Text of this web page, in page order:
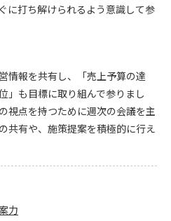
に打ち解けられるよう意識して参
情報を共有し、「売上予算の達
」も目標に取り組んで参りまし
視点を持つために週次の会議を主
共有や、施策提案を積極的に行え
力